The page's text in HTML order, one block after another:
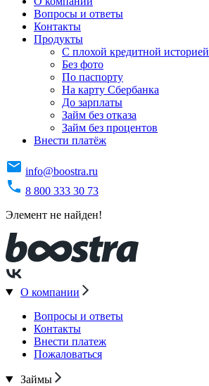
Вопросы и ответы
Контакты
Продукты
C плохой кредитной историей
Без фото
По паспорту
На карту Сбербанка
До зарплаты
Займ без отказа
Займ без процентов
Внести платёж
info@boostra.ru
8 800 333 30 73
Элемент не найден!
О компании
Вопросы и ответы
Контакты
Внести платеж
Пожаловаться
Займы